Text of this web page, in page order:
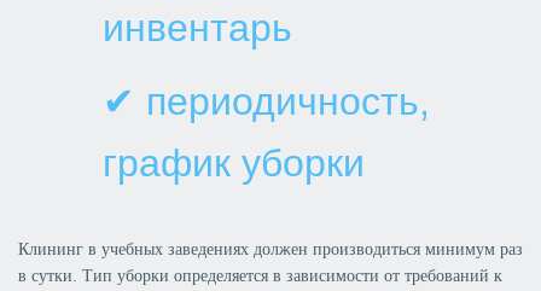
инвентарь
✔ периодичность,
график уборки
Клининг в учебных заведениях должен производиться минимум раз
в сутки. Тип уборки определяется в зависимости от требований к